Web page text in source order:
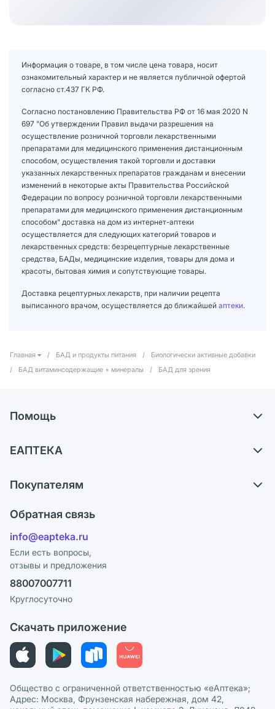
Информация о товаре, в том числе цена товара, носит
ознакомительный характер и не является публичной офертой
согласно ст.437 ГК РФ.
Согласно постановлению Правительства РФ от 16 мая 2020 N
697 "Об утверждении Правил выдачи разрешения на
осуществление розничной торговли лекарственными
препаратами для медицинского применения дистанционным
способом, осуществления такой торговли и доставки
указанных лекарственных препаратов гражданам и внесении
изменений в некоторые акты Правительства Российской
Федерации по вопросу розничной торговли лекарственными
препаратами для медицинского применения дистанционным
способом" доставка на дом из интернет-аптеки
осуществляется для следующих категорий товаров и
лекарственных средств: безрецептурные лекарственные
средства, БАДы, медицинские изделия, товары для дома и
красоты, бытовая химия и сопутствующие товары.
Доставка рецептурных лекарств, при наличии рецепта
выписанного врачом, осуществляется до ближайшей аптеки.
Главная / БАД и продукты питания /
Биологически активные добавки
/
БАД витаминсодержащие + минералы / БАД для зрения
Помощь
Самовывоз из аптек
Ответы на вопросы
Блог
ЕАПТЕКА
Карьера
Поставщики
Лицензия
Реклама на сайте
Ваши товары на ЕАПТЕКЕ
Покупателям
Программа СберСпасибо
Политика конфиденциальности
Пользовательское соглашение
Политика рекомендаций
Этика и соответствие
Политика в отношении обработки персональных данных
Обратная связь
info@eapteka.ru
Если есть вопросы,
отзывы и предложения
88007007711
Круглосуточно
Скачать приложение
Общество с ограниченной ответственностью «еАптека»;
Адрес: Москва, Фрунзенская набережная, дом 42,